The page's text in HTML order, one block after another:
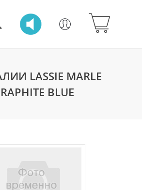
LASSIE MARLE
BLUE